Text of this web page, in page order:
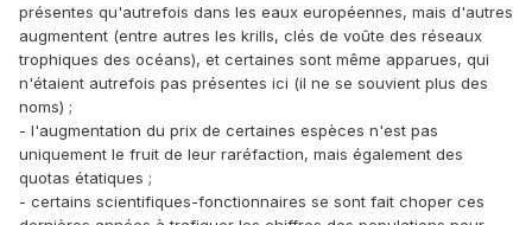
présentes qu'autrefois dans les eaux européennes, mais d'autres
augmentent (entre autres les krills, clés de voûte des réseaux
trophiques des océans), et certaines sont même apparues, qui
n'étaient autrefois pas présentes ici (il ne se souvient plus des
noms) ;
- l'augmentation du prix de certaines espèces n'est pas
uniquement le fruit de leur raréfaction, mais également des
quotas étatiques ;
- certains scientifiques-fonctionnaires se sont fait choper ces